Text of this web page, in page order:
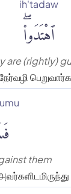
ih'tadaw
ٱهْتَدَوا۟ۖ
are (rightly)
them